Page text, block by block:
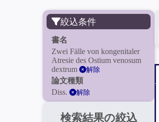
絞込条件
書名
Zwei Fälle von kongenitaler
Atresie des Ostium venosum
dextrum
解除
論文種類
Diss.
解除
検索結果の絞込